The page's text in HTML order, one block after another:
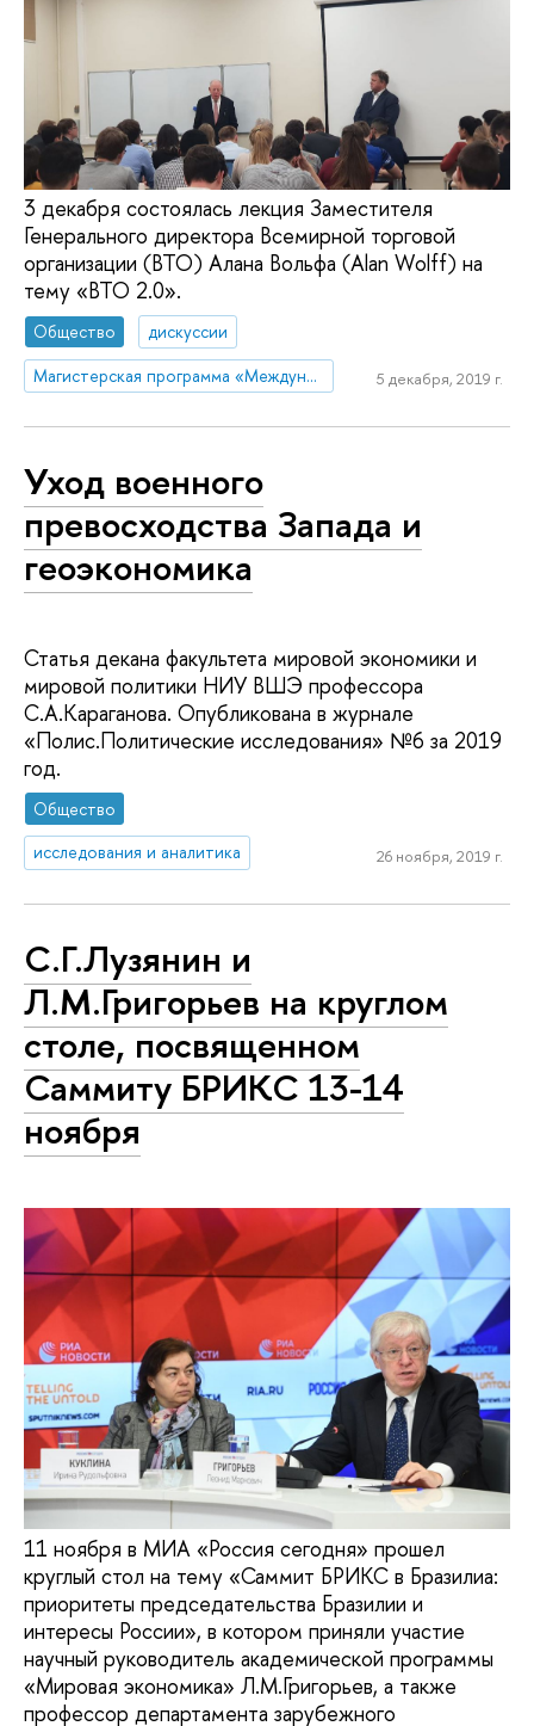
3 декабря состоялась лекция Заместителя
Генерального директора Всемирной торговой
организации (ВТО) Алана Вольфа (Alan Wolff) на
тему «ВТО 2.0».
Общество
дискуссии
Магистерская программа «Международная торговая политика»
5 декабря, 2019 г.
Уход военного
превосходства Запада и
геоэкономика
Статья декана факультета мировой экономики и
мировой политики НИУ ВШЭ профессора
С.А.Караганова. Опубликована в журнале
«Полис.Политические исследования» №6 за 2019
год.
Общество
исследования и аналитика
26 ноября, 2019 г.
С.Г.Лузянин и
Л.М.Григорьев на круглом
столе, посвященном
Саммиту БРИКС 13-14
ноября
11 ноября в МИА «Россия сегодня» прошел
круглый стол на тему «Саммит БРИКС в Бразилиа:
приоритеты председательства Бразилии и
интересы России», в котором приняли участие
научный руководитель академической программы
«Мировая экономика» Л.М.Григорьев, а также
профессор департамента зарубежного